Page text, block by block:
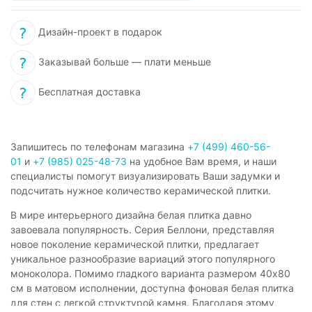
Дизайн-проект в подарок
Заказывай больше — плати меньше
Бесплатная доставка
Запишитесь по телефонам магазина +7 (499) 460-56-
01 и +7 (985) 025-48-73 на удобное Вам время, и наши
специалисты помогут визуализировать Ваши задумки и
подсчитать нужное количество керамической плитки.
В мире интерьерного дизайна белая плитка давно
завоевала популярность. Серия Беллони, представляя
новое поколение керамической плитки, предлагает
уникальное разнообразие вариаций этого популярного
моноколора. Помимо гладкого варианта размером 40х80
см в матовом исполнении, доступна фоновая белая плитка
для стен с легкой структурой камня. Благодаря этому,